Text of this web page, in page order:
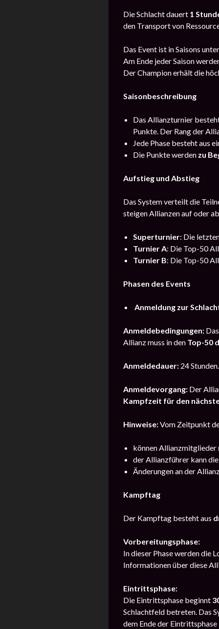
Die Schlacht dauert 1
den Transport von
Das Event ist in Saisons
Am Ende jeder Saison
Der Champion erhält die
Saisonbeschreibung
Das Allianzturnier
Punkte. Der Rang der
Jede Phase besteht aus
Die Punkte werden zu
Aufstieg und Abstieg
Das System verteilt die
steigen Allianzen auf oder
Superturnier: Die
Turnier A: Die Top-50
Turnier B: Die Top-50
Phasen des Events
Anmeldung zur
Anmeldebedingungen:
Allianz muss in den Top-50
Anmeldedauer: 24 Stunden.
Anmeldevorgang: Der
Kampfzeit für den
Hinweise:Vom Zeitpunkt
können Allianzmitglieder
der Allianzführer kann
Änderungen an der
Kampftag
Der Kampftag besteht aus
Vorbereitungsphase:
In dieser Phase werden die
Informationen über diese
Eintrittsphase:
Die Eintrittsphase beginnt
Schlachtfeld betreten. Das
dem Ende der